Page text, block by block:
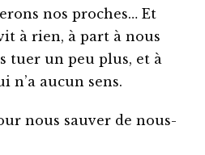
nos proches… Et
à rien, à part à nous
tuer un peu plus, et à
n’a aucun sens.
nous sauver de nous-